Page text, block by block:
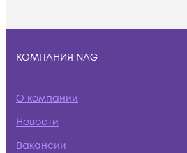
КОМПАНИЯ NAG
О компании
Новости
Вакансии